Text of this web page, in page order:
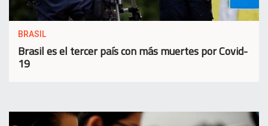
BRASIL
Brasil es el tercer país con más muertes por Covid-
19